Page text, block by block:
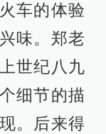
车的体验
味。郑老
世纪八九
细节的描
。后来得